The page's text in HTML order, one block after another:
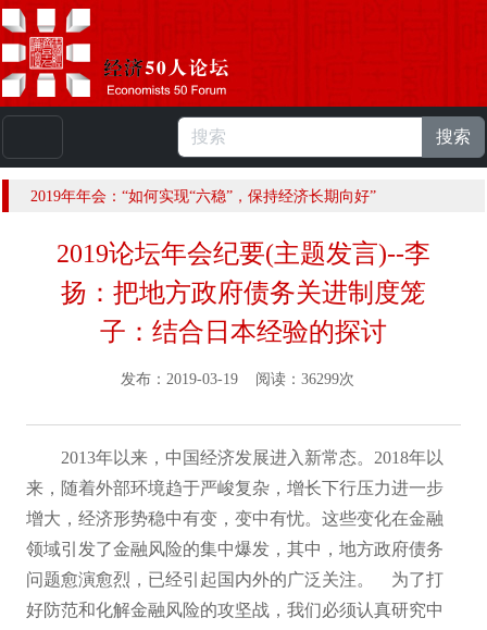
人 |English
搜索
2019年年会：“如何实现“六稳”，保持经济长期向好”
2019论坛年会纪要(主题发言)--李
扬：把地方政府债务关进制度笼
子：结合日本经验的探讨
发布：2019-03-19 阅读：36299次
2013年以来，中国经济发展进入新常态。2018年以
来，随着外部环境趋于严峻复杂，增长下行压力进一步
增大，经济形势稳中有变，变中有忧。这些变化在金融
领域引发了金融风险的集中爆发，其中，地方政府债务
问题愈演愈烈，已经引起国内外的广泛关注。
为了打
好防范和化解金融风险的攻坚战，我们必须认真研究中